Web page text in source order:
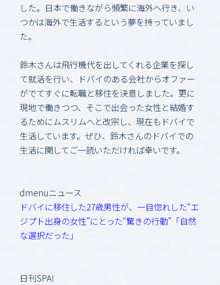
した。日本で働きながら頻繁に海外へ行き、い
つかは海外で生活するという夢を持っていまし
た。
鈴木さんは飛行機代を出してくれる企業を探し
て就活を行い、ドバイのある会社からオファー
がでてすぐに転職と移住を決意しました。更に
現地で働きつつ、そこで出会った女性と結婚す
るためにムスリムへと改宗し、現在もドバイで
生活しています。ぜひ、鈴木さんのドバイでの
生活に関してご一読いただければ幸いです。
dmenuニュース
ドバイに移住した27歳男性が、一目惚れした“エ
ジプト出身の女性”にとった“驚きの行動”「自然
な選択だった」
日刊SPA!